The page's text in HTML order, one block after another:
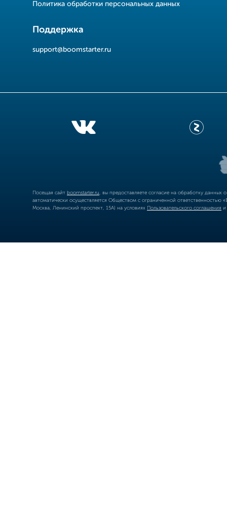
Политика обработки персональных данных
Поддержка
support@boomstarter.ru
Посещая сайт boomstarter.ru , вы предоставляете согласие на обработку
автоматически осуществляется Обществом с ограниченной
Москва, Ленинский проспект, 15А) на условиях Пользовательского соглашения и